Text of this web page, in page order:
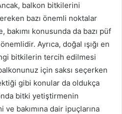
balkon bitkilerini
bazı önemli noktalar
bakımı konusunda da bazı püf
Ayrıca, doğal ışığı en
bitkilerin tercih edilmesi
için saksı seçerken
gibi konular da oldukça
bitki yetiştirmenin
bakımına dair ipuçlarına